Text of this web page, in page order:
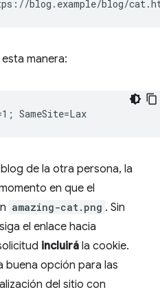
manera:
de la otra persona, la
en que el
amazing-cat.png . Sin
el enlace hacia
incluirá la cookie.
buena opción para las
del sitio con